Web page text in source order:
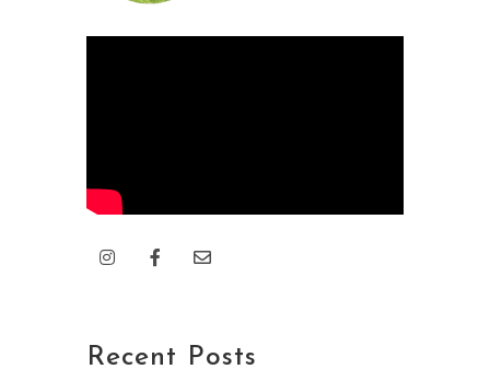
I
n
r
a
F
a
o
k
E
n
p
e
Recent Posts